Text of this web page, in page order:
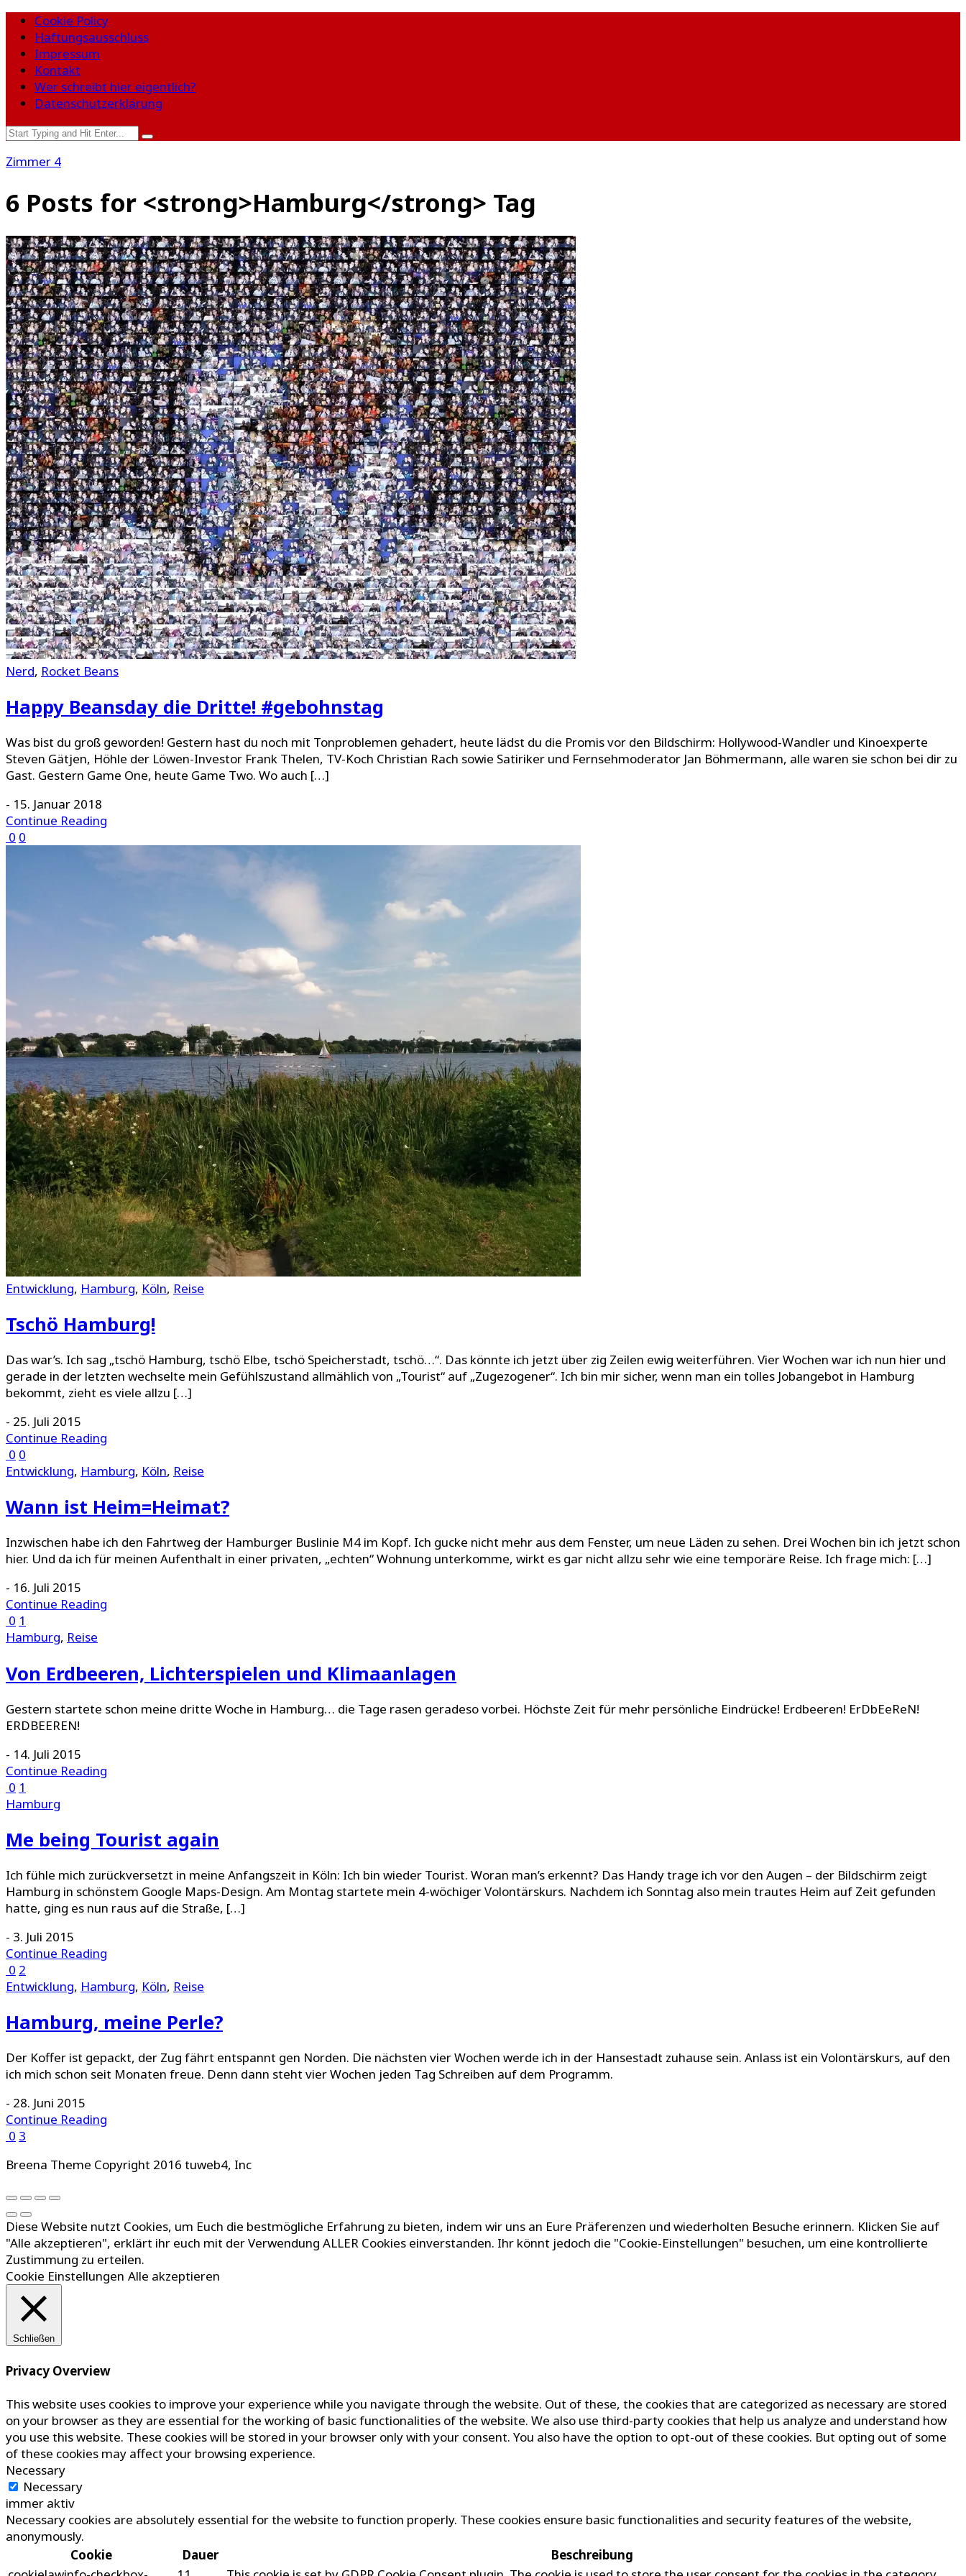
Cookie Policy
Haftungsausschluss
Impressum
Kontakt
Wer schreibt hier eigentlich?
Datenschutzerklärung
Zimmer 4
6 Posts for <strong>Hamburg</strong> Tag
Nerd, Rocket Beans
Happy Beansday die Dritte! #gebohnstag
Was bist du groß geworden! Gestern hast du noch mit Tonproblemen gehadert, heute lädst du die Promis vor den Bildschirm: Hollywood-Wandler und Kinoexperte
Steven Gätjen, Höhle der Löwen-Investor Frank Thelen, TV-Koch Christian Rach sowie Satiriker und Fernsehmoderator Jan Böhmermann, alle waren sie schon bei dir zu
Gast. Gestern Game One, heute Game Two. Wo auch […]
- 15. Januar 2018
Continue Reading
0 0
Entwicklung, Hamburg, Köln, Reise
Tschö Hamburg!
Das war’s. Ich sag „tschö Hamburg, tschö Elbe, tschö Speicherstadt, tschö…“. Das könnte ich jetzt über zig Zeilen ewig weiterführen. Vier Wochen war ich nun hier und
gerade in der letzten wechselte mein Gefühlszustand allmählich von „Tourist“ auf „Zugezogener“. Ich bin mir sicher, wenn man ein tolles Jobangebot in Hamburg
bekommt, zieht es viele allzu […]
- 25. Juli 2015
Continue Reading
0 0
Entwicklung, Hamburg, Köln, Reise
Wann ist Heim=Heimat?
Inzwischen habe ich den Fahrtweg der Hamburger Buslinie M4 im Kopf. Ich gucke nicht mehr aus dem Fenster, um neue Läden zu sehen. Drei Wochen bin ich jetzt schon
hier. Und da ich für meinen Aufenthalt in einer privaten, „echten“ Wohnung unterkomme, wirkt es gar nicht allzu sehr wie eine temporäre Reise. Ich frage mich: […]
- 16. Juli 2015
Continue Reading
0 1
Hamburg, Reise
Von Erdbeeren, Lichterspielen und Klimaanlagen
Gestern startete schon meine dritte Woche in Hamburg… die Tage rasen geradeso vorbei. Höchste Zeit für mehr persönliche Eindrücke! Erdbeeren! ErDbEeReN!
ERDBEEREN!
- 14. Juli 2015
Continue Reading
0 1
Hamburg
Me being Tourist again
Ich fühle mich zurückversetzt in meine Anfangszeit in Köln: Ich bin wieder Tourist. Woran man’s erkennt? Das Handy trage ich vor den Augen – der Bildschirm zeigt
Hamburg in schönstem Google Maps-Design. Am Montag startete mein 4-wöchiger Volontärskurs. Nachdem ich Sonntag also mein trautes Heim auf Zeit gefunden
hatte, ging es nun raus auf die Straße, […]
- 3. Juli 2015
Continue Reading
0 2
Entwicklung, Hamburg, Köln, Reise
Hamburg, meine Perle?
Der Koffer ist gepackt, der Zug fährt entspannt gen Norden. Die nächsten vier Wochen werde ich in der Hansestadt zuhause sein. Anlass ist ein Volontärskurs, auf den
ich mich schon seit Monaten freue. Denn dann steht vier Wochen jeden Tag Schreiben auf dem Programm.
- 28. Juni 2015
Continue Reading
0 3
Breena Theme Copyright 2016 tuweb4, Inc
Diese Website nutzt Cookies, um Euch die bestmögliche Erfahrung zu bieten, indem wir uns an Eure Präferenzen und wiederholten Besuche erinnern. Klicken Sie auf
"Alle akzeptieren", erklärt ihr euch mit der Verwendung ALLER Cookies einverstanden. Ihr könnt jedoch die "Cookie-Einstellungen" besuchen, um eine kontrollierte
Zustimmung zu erteilen.
Cookie Einstellungen Alle akzeptieren
Schließen
Privacy Overview
This website uses cookies to improve your experience while you navigate through the website. Out of these, the cookies that are categorized as necessary are stored
on your browser as they are essential for the working of basic functionalities of the website. We also use third-party cookies that help us analyze and understand how
you use this website. These cookies will be stored in your browser only with your consent. You also have the option to opt-out of these cookies. But opting out of some
of these cookies may affect your browsing experience.
Necessary
Necessary
immer aktiv
Necessary cookies are absolutely essential for the website to function properly. These cookies ensure basic functionalities and security features of the website,
anonymously.
Cookie
Dauer
Beschreibung